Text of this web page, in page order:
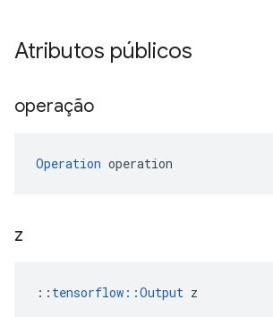
Atributos públicos
operação
Operation operation
z
:: tensorflow::Output z